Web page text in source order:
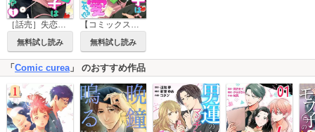
［話売］失恋ぽちゃ女子はマッチョなトレーナーに溺愛される!?
無料試し読み
【コミックス版】失恋ぽちゃ女子はマッチョなトレーナーに溺愛される!?
無料試し読み
「 Comic curea」 のおすすめ作品